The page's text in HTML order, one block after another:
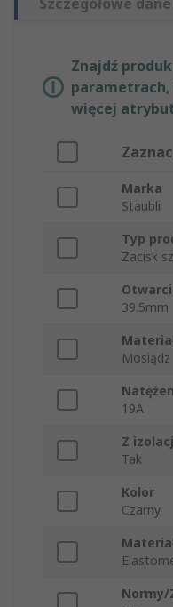
Szczegółowe
Znajdź
więcej
Marka
Staubli
Typ
Zacisk
39.5mm
Mosiądz
19A
Z
Tak
Kolor
Czarny